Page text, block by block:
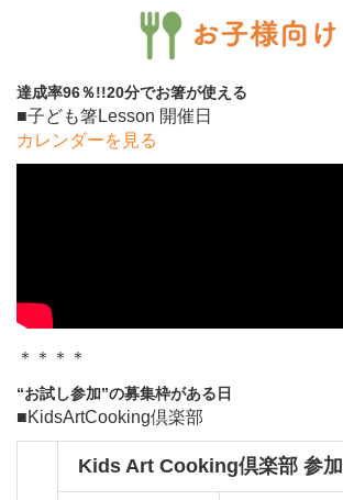
達成率96％!!20分でお箸が使える
■子ども箸Lesson 開催日
カレンダーを見る
＊＊＊＊
“お試し参加”の募集枠がある日
■KidsArtCooking倶楽部
Kids Art Cooking倶楽部 参加